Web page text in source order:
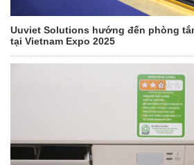
Uuviet Solutions hướng đến phòng
tại Vietnam Expo 2025